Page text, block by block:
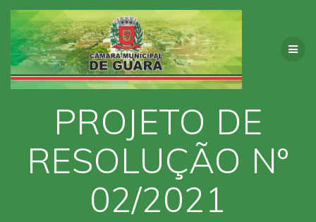
Skip
to
content
PROJETO DE
RESOLUÇÃO Nº
02/2021